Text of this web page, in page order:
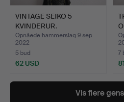
VINTAGE SEIKO 5
KVINDERUR.
Opnåede hammerslag 9 sep
2022
5 bud
62 USD
7
Vis flere